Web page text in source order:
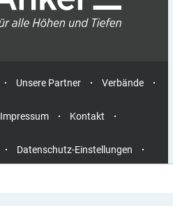
Unsere Partner Verbände
Impressum Kontakt
Datenschutz-Einstellungen